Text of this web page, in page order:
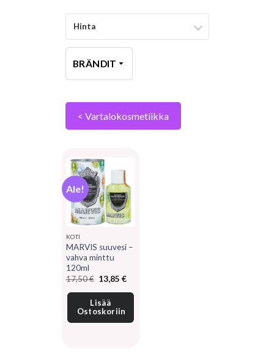
Hinta
BRÄNDIT
< Vartalokosmetiikka
Ale!
KOTI
MARVIS suuvesi –
vahva minttu
120ml
17,50€ Alkuperäinen
hinta
oli:
17,50 €.
13,85 €Nykyinen
on:
Lisää
Ostoskoriin